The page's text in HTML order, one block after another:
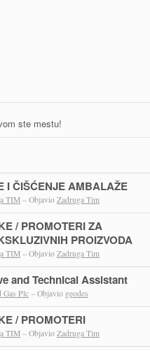
ste mestu!
I ČIŠĆENJE AMBALAŽE
TIM– Objavio Zadruga Tim
/ PROMOTERI ZA
PROIZVODA
TIM– Objavio Zadruga Tim
and Technical Assistant
Gas Plc – Objavio geodes
/ PROMOTERI
TIM– Objavio Zadruga Tim